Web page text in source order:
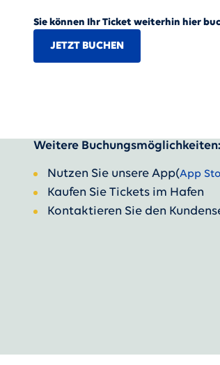
Sie können Ihr Ticket weiterhin hier
JETZT BUCHEN
Weitere Buchungsmöglichkeiten:
Nutzen Sie unsere App(App
Kaufen Sie Tickets im Hafen
Kontaktieren Sie den